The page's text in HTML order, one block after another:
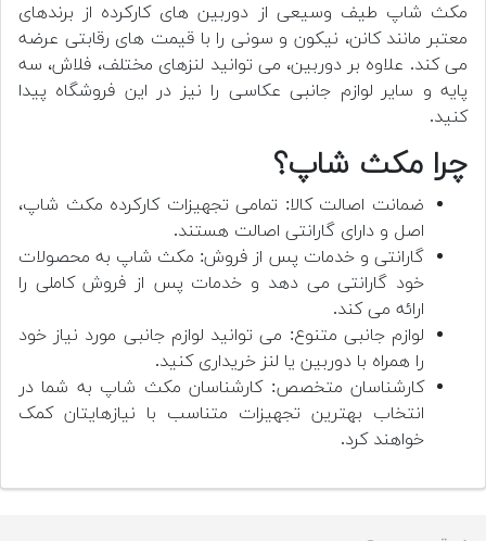
مکث شاپ طیف وسیعی از دوربین های کارکرده از برندهای
معتبر مانند کانن، نیکون و سونی را با قیمت های رقابتی عرضه
می کند. علاوه بر دوربین، می توانید لنزهای مختلف، فلاش، سه
پایه و سایر لوازم جانبی عکاسی را نیز در این فروشگاه پیدا
کنید.
چرا مکث شاپ؟
ضمانت اصالت کالا: تمامی تجهیزات کارکرده مکث شاپ،
اصل و دارای گارانتی اصالت هستند.
گارانتی و خدمات پس از فروش: مکث شاپ به محصولات
خود گارانتی می دهد و خدمات پس از فروش کاملی را
ارائه می کند.
لوازم جانبی متنوع: می توانید لوازم جانبی مورد نیاز خود
را همراه با دوربین یا لنز خریداری کنید.
کارشناسان متخصص: کارشناسان مکث شاپ به شما در
انتخاب بهترین تجهیزات متناسب با نیازهایتان کمک
خواهند کرد.